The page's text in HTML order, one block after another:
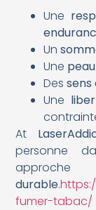
Une
Un
Une
Dessens
Une
At
personne
approche
durable.
fumer-tabac/